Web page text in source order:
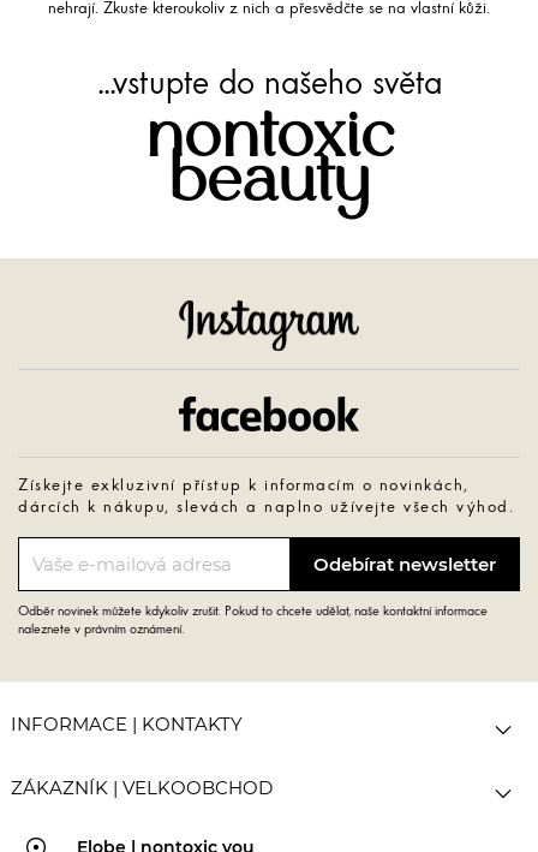
nehrají. Zkuste kteroukoliv z nich a přesvědčte se na vlastní kůži.
...vstupte do našeho světa
nontoxic
beauty
Získejte exkluzivní přístup k informacím o novinkách,
dárcích k nákupu, slevách a naplno užívejte všech výhod.
Odběr novinek můžete kdykoliv zrušit. Pokud to chcete udělat, naše kontaktní informace
naleznete v právním oznámení.
INFORMACE | KONTAKTY 
ZÁKAZNÍK | VELKOOBCHOD 
Elobe | nontoxic you